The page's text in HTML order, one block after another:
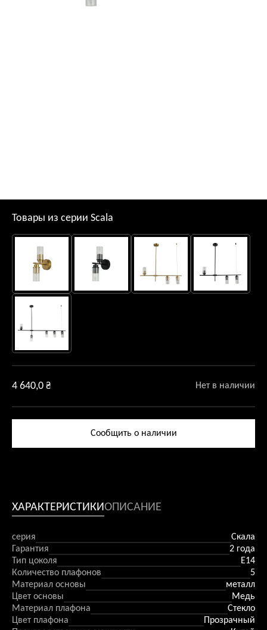
Товары из серии Scala
4 640,0 ₴ Нет в наличии
Сообщить о наличии
ХАРАКТЕРИСТИКИОПИСАНИЕ
серия
Скала
Гарантия
2 года
Тип цоколя
Е14
Количество плафонов
5
Материал основы
металл
Цвет основы
Медь
Материал плафона
Стекло
Цвет плафона
Прозрачный